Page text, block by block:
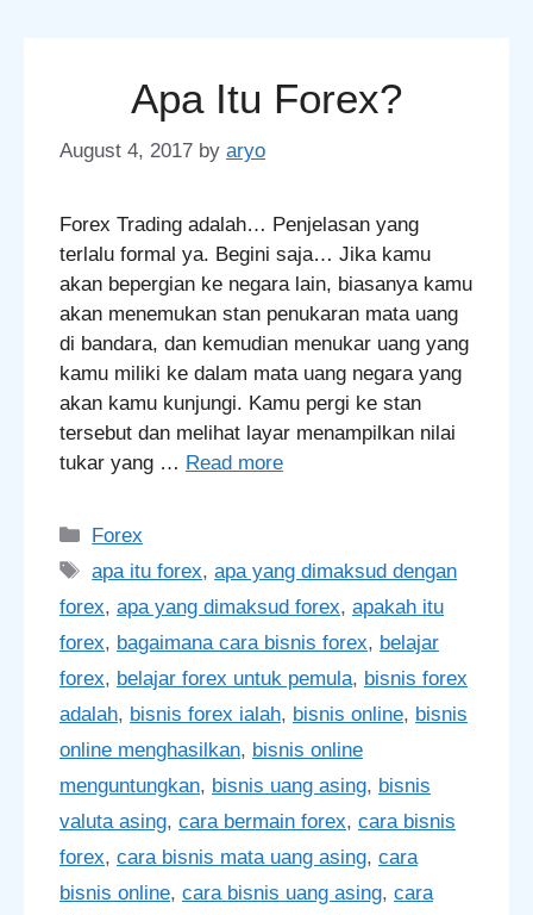
Apa Itu Forex?
August 4, 2017 by aryo
Forex Trading adalah… Penjelasan yang
terlalu formal ya. Begini saja… Jika kamu
akan bepergian ke negara lain, biasanya kamu
akan menemukan stan penukaran mata uang
di bandara, dan kemudian menukar uang yang
kamu miliki ke dalam mata uang negara yang
akan kamu kunjungi. Kamu pergi ke stan
tersebut dan melihat layar menampilkan nilai
tukar yang … Read more
Categories
Forex
Tags
apa itu forex,apa yang dimaksud dengan
forex, apa yang dimaksud forex, apakah itu
forex, bagaimana cara bisnis forex, belajar
forex, belajar forex untuk pemula, bisnis forex
adalah, bisnis forex ialah, bisnis online, bisnis
online menghasilkan, bisnis online
menguntungkan, bisnis uang asing, bisnis
valuta asing, cara bermain forex, cara bisnis
forex, cara bisnis mata uang asing, cara
bisnis online, cara bisnis uang asing, cara